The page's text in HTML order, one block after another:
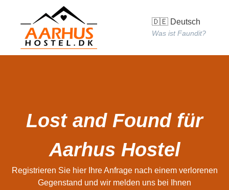
🇩🇪 Deutsch
Was ist Faundit?
Lost and Found für
Aarhus Hostel
Registrieren Sie hier Ihre Anfrage nach einem verlorenen
Gegenstand und wir melden uns bei Ihnen